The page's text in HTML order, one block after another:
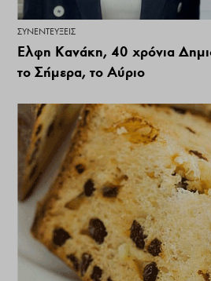
ΣΥΝΕΝΤΕΎΞΕΙΣ
Έλφη Κανάκη, 40 χρόνια
το Σήμερα, το Αύριο